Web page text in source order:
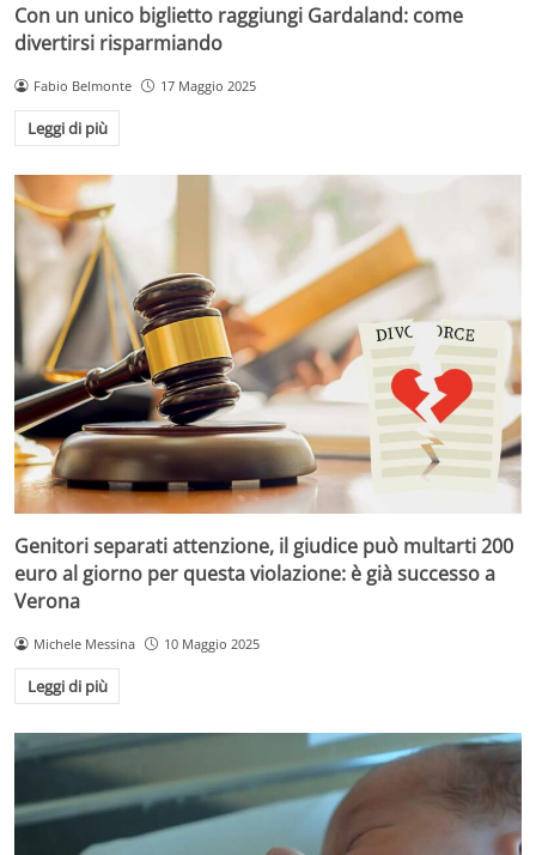
Con un unico biglietto raggiungi Gardaland: come
divertirsi risparmiando
Fabio Belmonte 17 Maggio 2025
Leggi di più
Genitori separati attenzione, il giudice può multarti 200
euro al giorno per questa violazione: è già successo a
Verona
Michele Messina 10 Maggio 2025
Leggi di più